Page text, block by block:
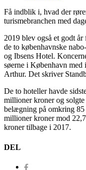
Få indblik i, hvad der
turismebranchen med
2019 blev også et godt
de to københavnske
og Ibsens Hotel.
søerne i København
Arthur. Det skriver
De to hoteller havde
millioner kroner og
belægning på omkring 85
millioner kroner mod
kroner tilbage i 2017.
DEL